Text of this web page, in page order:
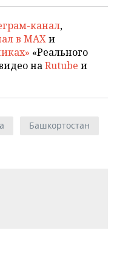
канал,
в MAXи
«Реального
наRutube и
Башкортостан